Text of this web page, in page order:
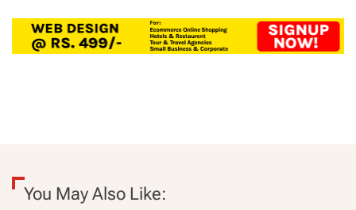
You May Also Like: